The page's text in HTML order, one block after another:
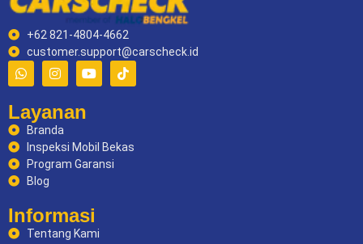
+62 821-4804-4662
customer.support@carscheck.id
Layanan
Branda
Inspeksi Mobil Bekas
Program Garansi
Blog
Informasi
Tentang Kami